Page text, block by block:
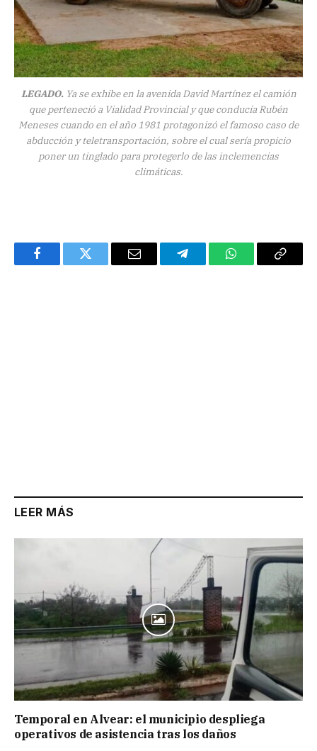
LEGADO.Ya se exhibe en la avenida David Martínez el camión
que perteneció a Vialidad Provincial y que conducía Rubén
Meneses cuando en el año 1981 protagonizó el famoso caso de
abducción y teletransportación, sobre el cual sería propicio
poner un tinglado para protegerlo de las inclemencias
climáticas.
FacebookTwitter Email TelegramWhatsAppCopy
LEER MÁS
Temporal en Alvear: el municipio despliega
operativos de asistencia tras los daños